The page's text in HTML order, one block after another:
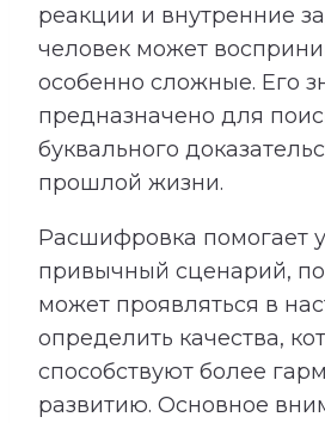
реакции и внутренние
человек может
особенно сложные. Его
предназначено для
буквального
прошлой жизни.
Расшифровка помогает
привычный сценарий,
может проявляться в
определить качества,
способствуют более
развитию. Основное